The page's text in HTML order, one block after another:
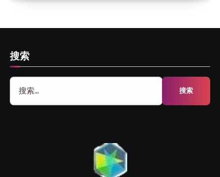
搜索
搜
索：